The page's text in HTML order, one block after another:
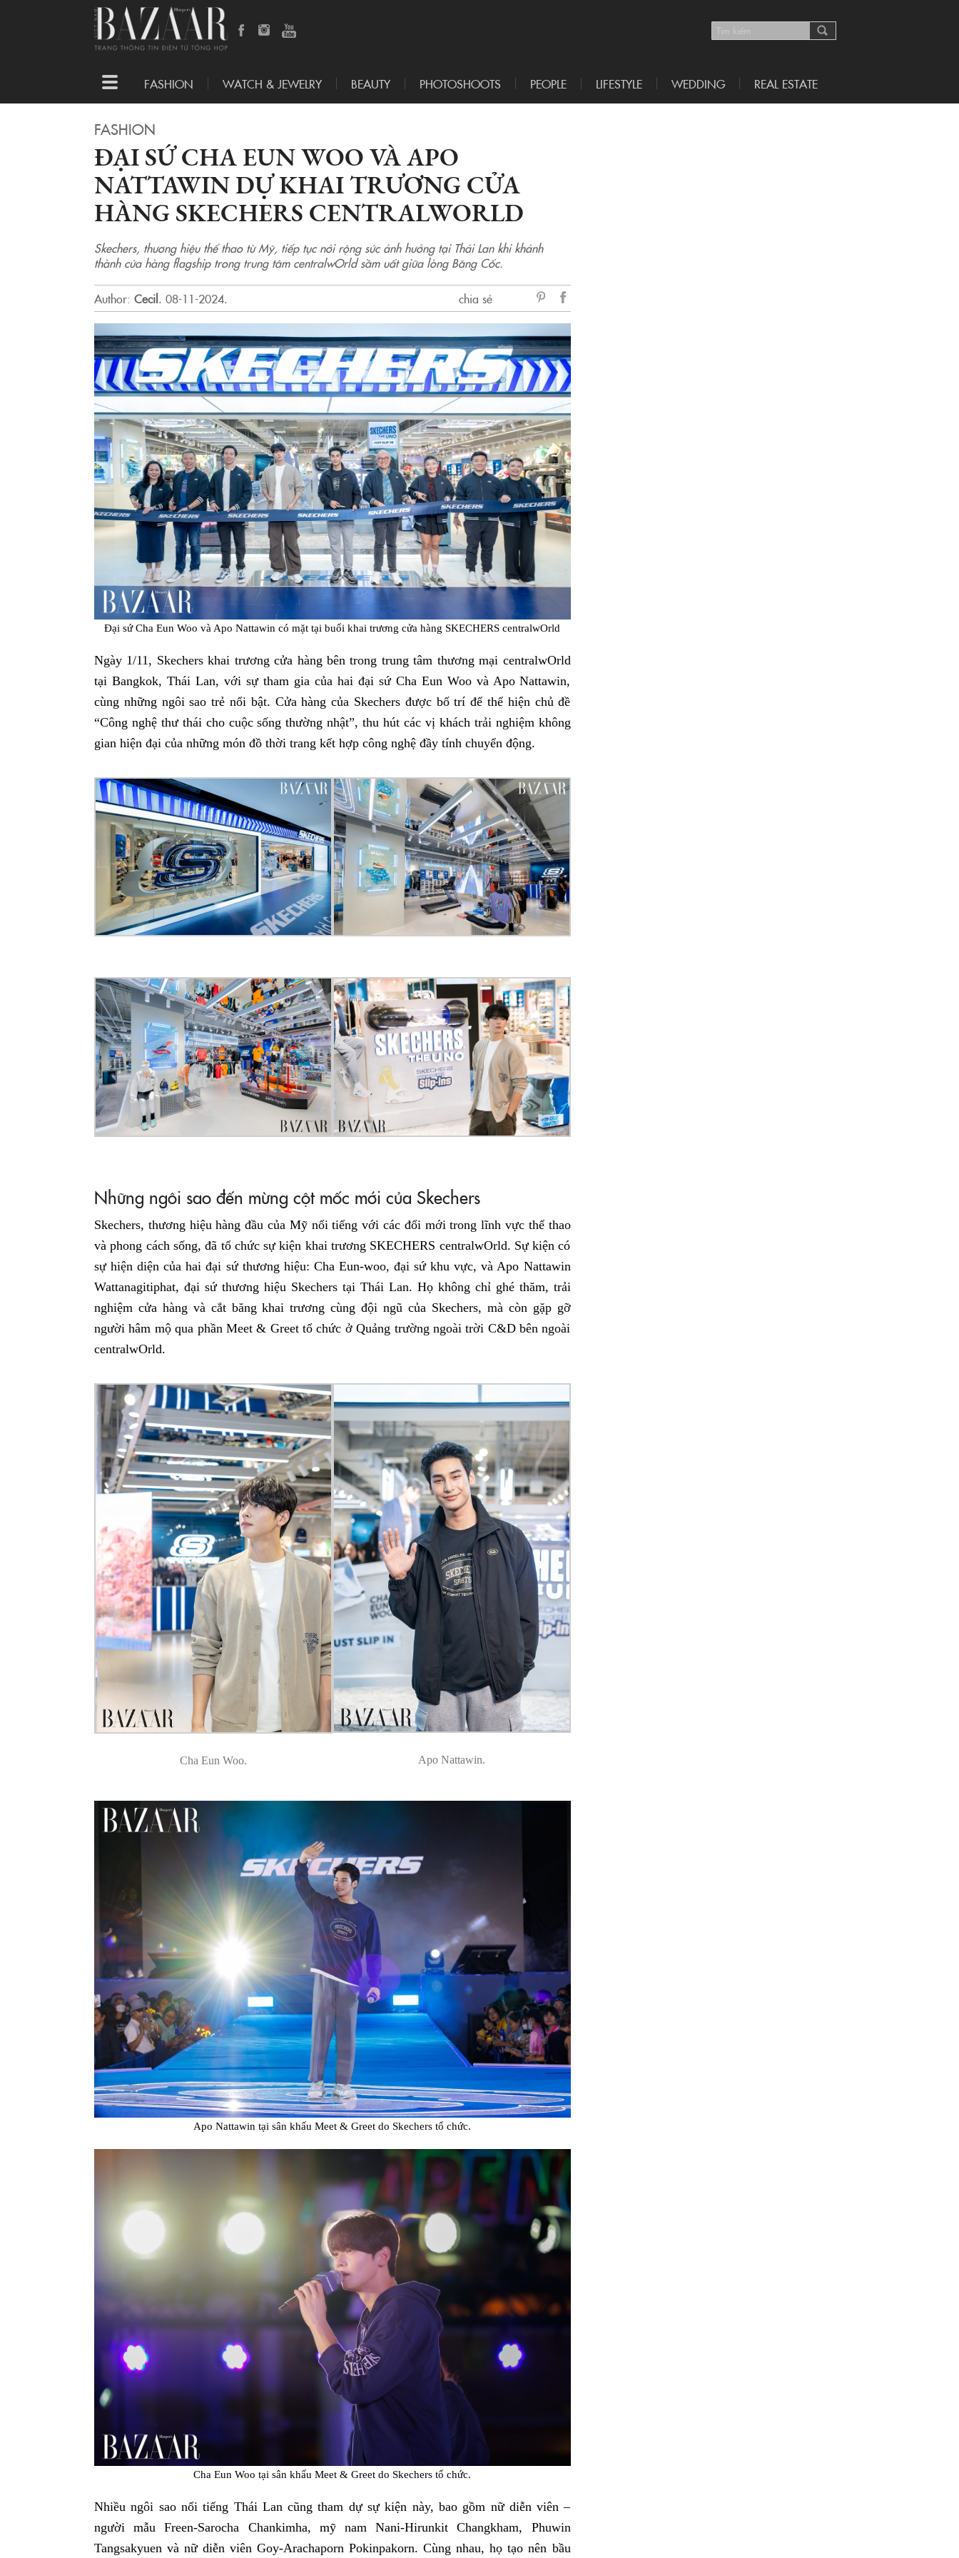
Toggle
navigation
FASHION WATCH & JEWELRY BEAUTY PHOTOSHOOTS PEOPLE LIFESTYLE WEDDING REAL ESTATE
FASHION
ĐẠI SỨ CHA EUN WOO VÀ APO
NATTAWIN DỰ KHAI TRƯƠNG CỬA
HÀNG SKECHERS CENTRALWORLD
Skechers, thương hiệu thể thao từ Mỹ, tiếp tục nới rộng sức ảnh hưởng tại Thái Lan khi khánh
thành cửa hàng flagship trong trung tâm centralwOrld sầm uất giữa lòng Băng Cốc.
Author: Cecil. 08-11-2024.
chia sẻ
Facebook
Đại sứ Cha Eun Woo và Apo Nattawin có mặt tại buổi khai trương cửa hàng SKECHERS centralwOrld
Ngày 1/11, Skechers khai trương cửa hàng bên trong trung tâm thương mại centralwOrld
tại Bangkok, Thái Lan, với sự tham gia của hai đại sứ Cha Eun Woo và Apo Nattawin,
cùng những ngôi sao trẻ nổi bật. Cửa hàng của Skechers được bố trí để thể hiện chủ đề
“Công nghệ thư thái cho cuộc sống thường nhật”, thu hút các vị khách trải nghiệm không
gian hiện đại của những món đồ thời trang kết hợp công nghệ đầy tính chuyển động.
Những ngôi sao đến mừng cột mốc mới của Skechers
Skechers, thương hiệu hàng đầu của Mỹ nổi tiếng với các đổi mới trong lĩnh vực thể thao
và phong cách sống, đã tổ chức sự kiện khai trương SKECHERS centralwOrld. Sự kiện có
sự hiện diện của hai đại sứ thương hiệu: Cha Eun-woo, đại sứ khu vực, và Apo Nattawin
Wattanagitiphat, đại sứ thương hiệu Skechers tại Thái Lan. Họ không chỉ ghé thăm, trải
nghiệm cửa hàng và cắt băng khai trương cùng đội ngũ của Skechers, mà còn gặp gỡ
người hâm mộ qua phần Meet & Greet tổ chức ở Quảng trường ngoài trời C&D bên ngoài
centralwOrld.
Cha Eun Woo. Apo Nattawin.
Apo Nattawin tại sân khấu Meet & Greet do Skechers tổ chức.
Cha Eun Woo tại sân khấu Meet & Greet do Skechers tổ chức.
Nhiều ngôi sao nổi tiếng Thái Lan cũng tham dự sự kiện này, bao gồm nữ diễn viên –
người mẫu Freen-Sarocha Chankimha, mỹ nam Nani-Hirunkit Changkham, Phuwin
Tangsakyuen và nữ diễn viên Goy-Arachaporn Pokinpakorn. Cùng nhau, họ tạo nên bầu